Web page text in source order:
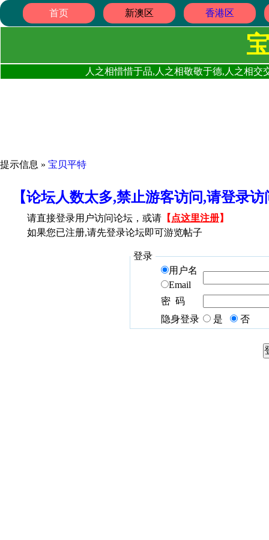
首页 新澳区 香港区
人之相惜惜于品,人之相敬敬于德,人之相
提示信息 » 宝贝平特
【论坛人数太多,禁止游客访问,请登录
请直接登录用户访问论坛，或请 【 点这里注册】
如果您已注册,请先登录论坛即可游览帖子
登录
用户名
Email
密 码
隐身登录
是 否